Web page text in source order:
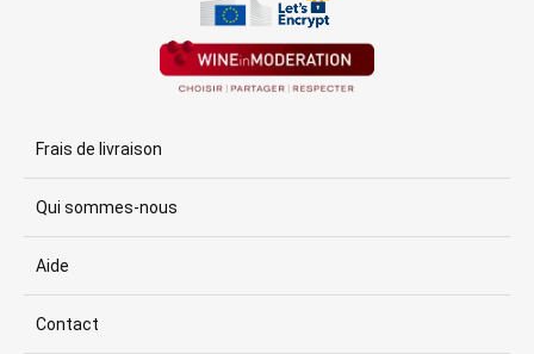
Frais de livraison
Qui sommes-nous
Aide
Contact